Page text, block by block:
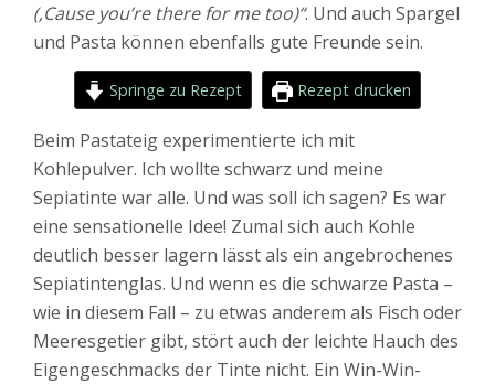
(‚Cause you’re there for me too)“. Und auch Spargel
und Pasta können ebenfalls gute Freunde sein.
Springe zu Rezept Rezept drucken
Beim Pastateig experimentierte ich mit
Kohlepulver. Ich wollte schwarz und meine
Sepiatinte war alle. Und was soll ich sagen? Es war
eine sensationelle Idee! Zumal sich auch Kohle
deutlich besser lagern lässt als ein angebrochenes
Sepiatintenglas. Und wenn es die schwarze Pasta –
wie in diesem Fall – zu etwas anderem als Fisch oder
Meeresgetier gibt, stört auch der leichte Hauch des
Eigengeschmacks der Tinte nicht. Ein Win-Win-